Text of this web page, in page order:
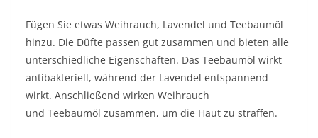
Fügen Sie etwas Weihrauch, Lavendel und Teebaumöl
hinzu. Die Düfte passen gut zusammen und bieten alle
unterschiedliche Eigenschaften. Das Teebaumöl wirkt
antibakteriell, während der Lavendel entspannend
wirkt. Anschließend wirken Weihrauch
und Teebaumöl zusammen, um die Haut zu straffen.